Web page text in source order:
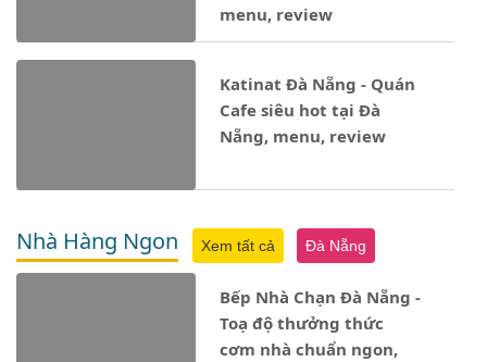
menu, review
Katinat Đà Nẵng - Quán
Cafe siêu hot tại Đà
Nẵng, menu, review
Nhà Hàng Ngon Xem tất cả Đà Nẵng
Bếp Nhà Chạn Đà Nẵng -
Toạ độ thưởng thức
cơm nhà chuẩn ngon,